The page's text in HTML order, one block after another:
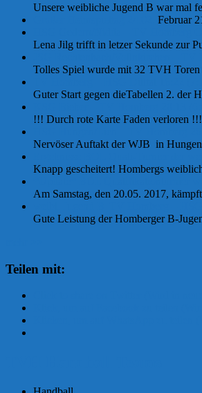
Unsere weibliche Jugend B war mal
Februar
Lena Jilg trifft in letzer Sekunde zur
Tolles Spiel wurde mit 32 TVH Toren
Guter Start gegen dieTabellen 2. der
!!! Durch rote Karte Faden verloren
Nervöser Auftakt der WJB in
Knapp gescheitert! Hombergs
Am Samstag, den 20.05. 2017,
Gute Leistung der Homberger B-
Teilen mit: